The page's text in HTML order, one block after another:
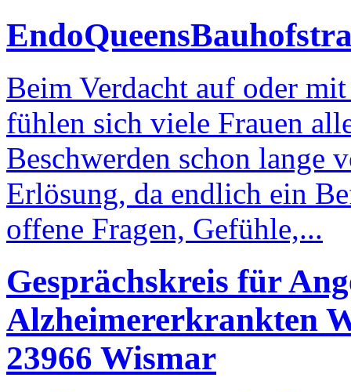
EndoQueens
Beim Verdacht auf oder
fühlen sich viele Frauen
Beschwerden schon lange
Erlösung, da endlich ein
offene Fragen, Gefühle,...
Gesprächskreis für
Alzheimererkrankten
23966 Wismar